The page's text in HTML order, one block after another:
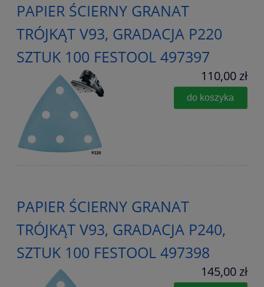
PAPIER ŚCIERNY GRANAT
TRÓJKĄT V93, GRADACJA P220
SZTUK 100 FESTOOL 497397
110,00 zł
do koszyka
PAPIER ŚCIERNY GRANAT
TRÓJKĄT V93, GRADACJA P240,
SZTUK 100 FESTOOL 497398
145,00 zł